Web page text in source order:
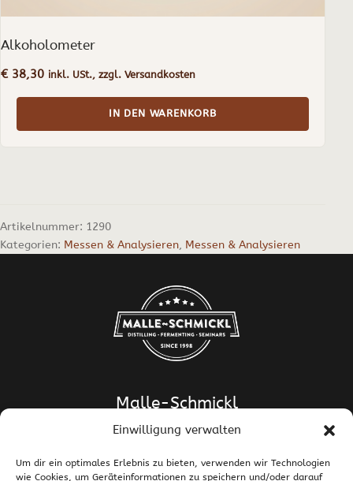
Einwilligung verwalten
Um dir ein optimales Erlebnis zu bieten, verwenden wir Technologien
wie Cookies, um Geräteinformationen zu speichern und/oder darauf
Alkoholometer
€38,30 inkl. USt., zzgl. Versandkosten
IN DEN WARENKORB
Artikelnummer: 1290
Kategorien: Messen & Analysieren, Messen & Analysieren
Malle-Schmickl
Dipl.-Ing. Dr. Helge Schmickl
Dipl.-Ing. Dr. Bettina Malle-Schmickl
Ehrentalerstrasse 39